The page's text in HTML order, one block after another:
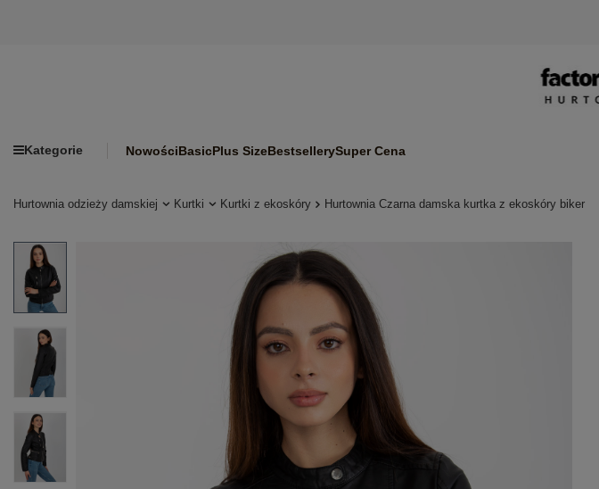
Kategorie NowościBasicPlus SizeBestsellerySuper Cena
Hurtownia odzieży damskiej Kurtki Kurtki z ekoskóry Hurtownia Czarna damska kurtka z ekoskóry biker